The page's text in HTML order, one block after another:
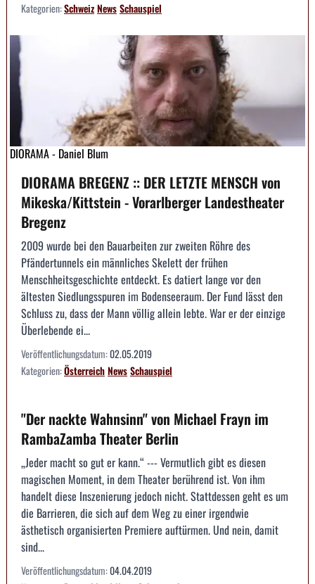
Kategorien:SchweizNewsSchauspiel
DIORAMA - Daniel Blum
DIORAMA BREGENZ :: DER LETZTE MENSCH von
Mikeska/Kittstein - Vorarlberger Landestheater
Bregenz
2009 wurde bei den Bauarbeiten zur zweiten Röhre des
Pfändertunnels ein männliches Skelett der frühen
Menschheitsgeschichte entdeckt. Es datiert lange vor den
ältesten Siedlungsspuren im Bodenseeraum. Der Fund lässt den
Schluss zu, dass der Mann völlig allein lebte. War er der einzige
Überlebende ei...
Veröffentlichungsdatum:02.05.2019
Kategorien:ÖsterreichNewsSchauspiel
"Der nackte Wahnsinn" von Michael Frayn im
RambaZamba Theater Berlin
„Jeder macht so gut er kann.“ --- Vermutlich gibt es diesen
magischen Moment, in dem Theater berührend ist. Von ihm
handelt diese Inszenierung jedoch nicht. Stattdessen geht es um
die Barrieren, die sich auf dem Weg zu einer irgendwie
ästhetisch organisierten Premiere auftürmen. Und nein, damit
sind...
Veröffentlichungsdatum:04.04.2019